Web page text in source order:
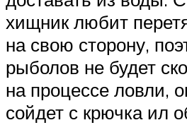
хищник любит
на свою сторону,
рыболов не будет
на процессе ловли,
сойдет с крючка ил